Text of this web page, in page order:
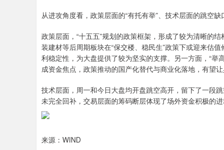
从进攻角度看，政策层面的“有托有举”、技术层面的跳空
政策层面，“十五五”规划的政策框架，形成了较为清晰的
装建材等后周期板块在“保交楼、稳民生”政策下或迎来估
利稳定性，为大盘提供了较为坚实的支撑。另一方面，“
成资金焦点，政策推动的国产化替代与商业化落地，有望
技术层面，周一和今日大盘均开盘跳空高开，留下了一段
未完全回补，交易层面的筹码断层体现了场外资金积极的进
来源：WIND